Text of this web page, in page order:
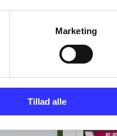
Marketing
Tillad alle